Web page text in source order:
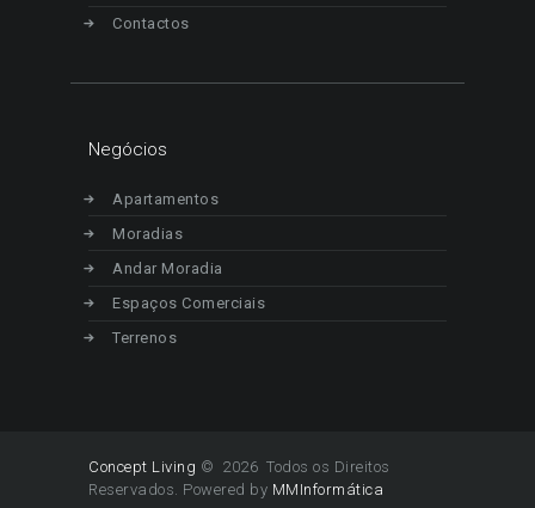
Contactos
Negócios
Apartamentos
Moradias
Andar Moradia
Espaços Comerciais
Terrenos
Concept Living © 2026 Todos os Direitos
Reservados. Powered by MMInformática